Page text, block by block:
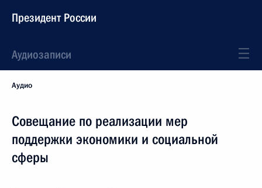
Президент России
Аудиозаписи
Аудио
Совещание по реализации мер
поддержки экономики и социальной
сферы